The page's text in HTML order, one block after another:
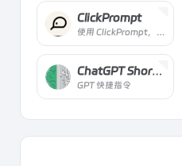
ClickPrompt
使用 ClickPrompt，您可以轻松地查看、分享和一键运行这些模型，同时提供在线的 Prompt 生成器
ChatGPT Shortcut
GPT 快捷指令